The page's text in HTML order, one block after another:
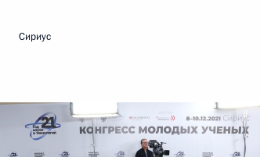
среда
развитию
Сириус